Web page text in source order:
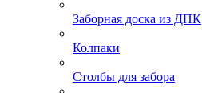
Заборная доска из ДПК
Колпаки
Столбы для забора